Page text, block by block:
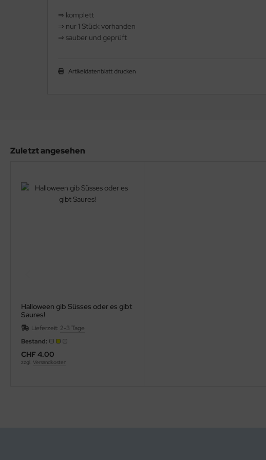
⇒ komplett
⇒ nur 1 Stück vorhanden
⇒ sauber und geprüft
Artikeldatenblatt drucken
Zuletzt angesehen
Halloween gib Süsses oder es gibt
Saures!
Lieferzeit: 2-3 Tage
Bestand:
CHF 4.00
zzgl. Versandkosten